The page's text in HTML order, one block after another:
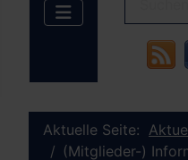
Aktuelle Seite:
(Mitglieder-)